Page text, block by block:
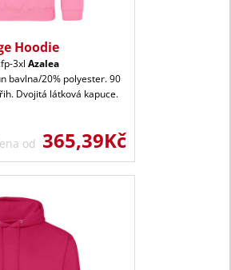
Hoodie
3xl Azalea
bavlna/20% polyester. 90
Dvojitá látková kapuce.
od 365,39Kč